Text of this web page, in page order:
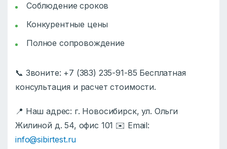
Соблюдение сроков
Конкурентные цены
Полное сопровождение
📞 Звоните: +7 (383) 235-91-85 Бесплатная
консультация и расчет стоимости.
📍 Наш адрес: г. Новосибирск, ул. Ольги
Жилиной д. 54, офис 101 ✉️ Email:
info@sibirtest.ru